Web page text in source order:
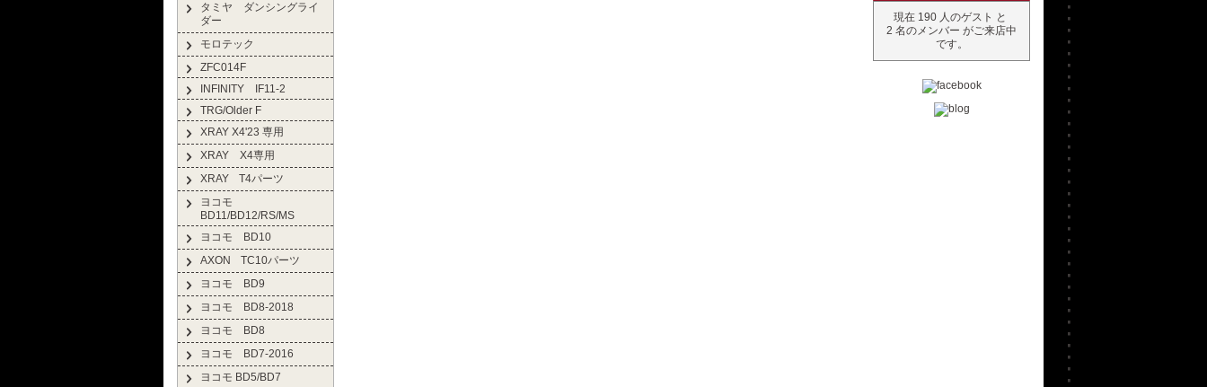
タミヤ ダンシングライ
ダー
モロテック
ZFC014F
INFINITY IF11-2
TRG/Older F
XRAY X4'23 専用
XRAY X4専用
XRAY T4パーツ
ヨコモ
BD11/BD12/RS/MS
ヨコモ BD10
AXON TC10パーツ
ヨコモ BD9
ヨコモ BD8-2018
ヨコモ BD8
ヨコモ BD7-2016
ヨコモ BD5/BD7
現在 190 人のゲスト と
2 名のメンバー がご来店中
です。